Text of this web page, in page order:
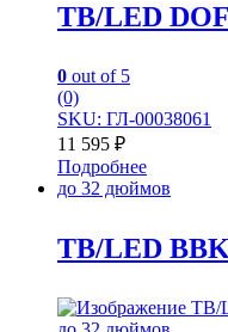
TB/LED
0 out of 5
(0)
SKU: ГЛ-00038061
11 595 ₽
Подробнее
до 32 дюймов
TB/LED